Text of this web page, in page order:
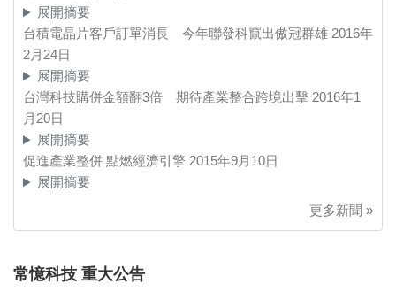
展開摘要
台積電晶片客戶訂單消長 今年聯發科竄出傲冠群雄 2016年
2月24日
展開摘要
台灣科技購併金額翻3倍 期待產業整合跨境出擊 2016年1
月20日
展開摘要
促進產業整併 點燃經濟引擎 2015年9月10日
展開摘要
更多新聞 »
常憶科技 重大公告